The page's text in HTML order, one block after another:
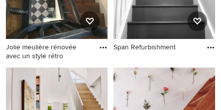
Jolie meulière rénovée
avec un style rétro
Span Refurbishment